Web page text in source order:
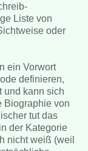
Liste von
oder
ein Vorwort
definieren,
und kann sich
Biographie von
tut das
der Kategorie
nicht weiß (weil